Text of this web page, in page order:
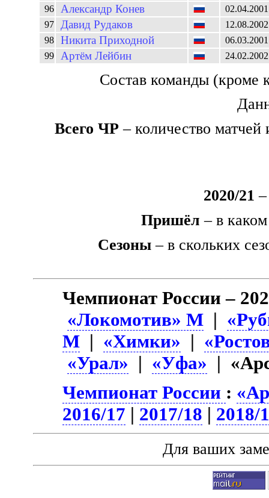
96
Александр Конев
02.04.2001
97
Давид Рудаков
12.08.2002
98
Никита Приходной
06.03.2001
99
Артём Лейбин 24.02.2002
Состав команды (кроме
Всего ЧР – количество
2020/21 –
Пришёл – в
Сезоны – в скольких
Чемпионат России –
«Локомотив» М |
М | «Химки» |
«Урал» | «Уфа» |
Чемпионат России :
2016/17 | 2017/18 | 2018/
Для ваших